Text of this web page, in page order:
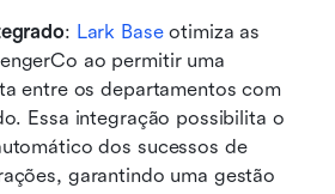
: Lark Base otimiza as
ao permitir uma
entre os departamentos com
Essa integração possibilita o
dos sucessos de
garantindo uma gestão